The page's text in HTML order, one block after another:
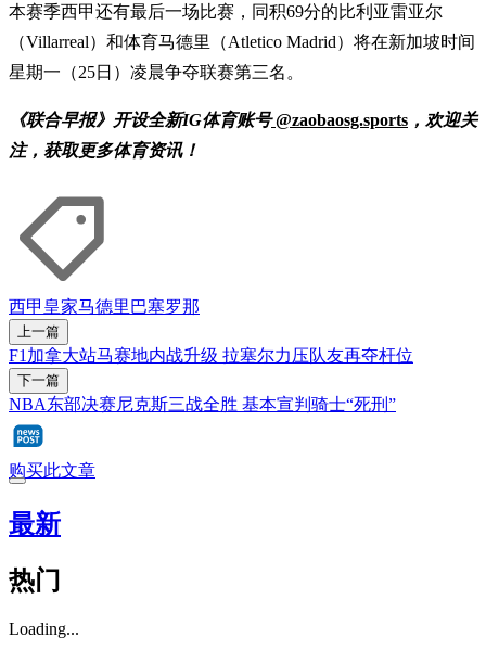
本赛季西甲还有最后一场比赛，同积69分的比利亚雷亚尔
（Villarreal）和体育马德里（Atletico Madrid）将在新加坡时间
星期一（25日）凌晨争夺联赛第三名。
《联合早报》开设全新IG体育账号@zaobaosg.sports ，欢迎关
注，获取更多体育资讯！
西甲 皇家马德里 巴塞罗那
上一篇
F1加拿大站马赛地内战升级 拉塞尔力压队友再夺杆位
下一篇
NBA东部决赛尼克斯三战全胜 基本宣判骑士“死刑”
购买此文章
最新
热门
Loading...